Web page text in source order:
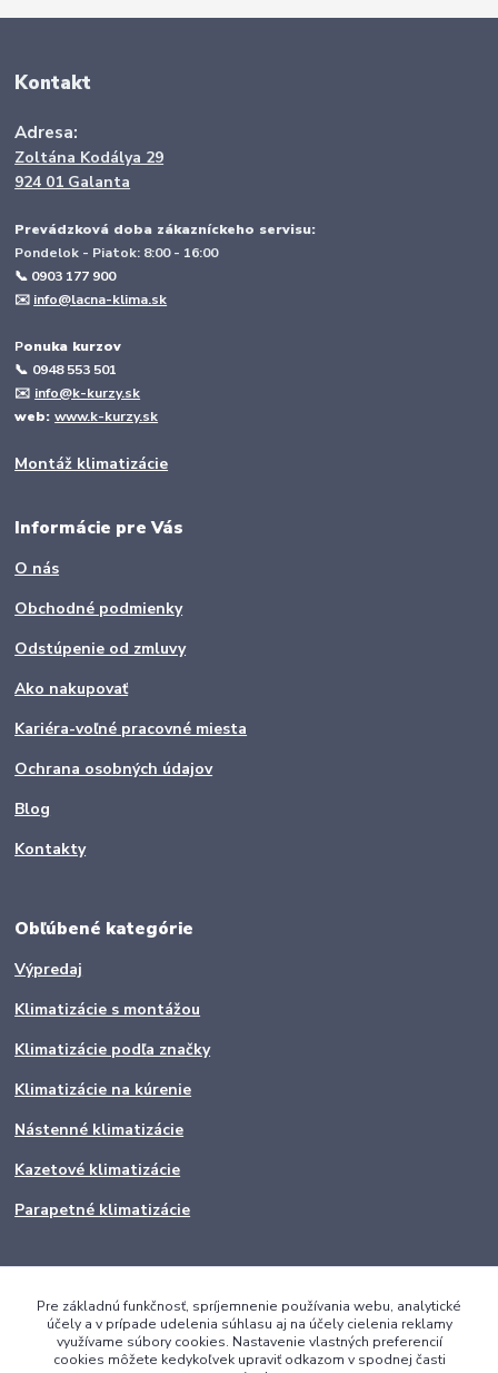
Kontakt
Adresa:
Zoltána Kodálya 29
924 01 Galanta
Prevádzková doba zákazníckeho servisu:
Pondelok - Piatok: 8:00 - 16:00
📞 0903 177 900
✉️ info@lacna-klima.sk
Ponuka kurzov
📞 0948 553 501
✉️ info@k-kurzy.sk
web:www.k-kurzy.sk
Montáž klimatizácie
Informácie pre Vás
O nás
Obchodné podmienky
Odstúpenie od zmluvy
Ako nakupovať
Kariéra-voľné pracovné miesta
Ochrana osobných údajov
Blog
Kontakty
Obľúbené kategórie
Výpredaj
Klimatizácie s montážou
Klimatizácie podľa značky
Klimatizácie na kúrenie
Nástenné klimatizácie
Kazetové klimatizácie
Parapetné klimatizácie
Pre základnú funkčnosť, spríjemnenie používania webu, analytické
účely a v prípade udelenia súhlasu aj na účely cielenia reklamy
využívame súbory cookies. Nastavenie vlastných preferencií
cookies môžete kedykoľvek upraviť odkazom v spodnej časti